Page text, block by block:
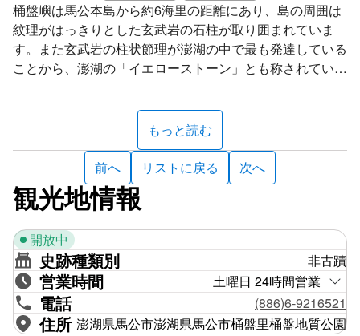
桶盤嶼は馬公本島から約6海里の距離にあり、島の周囲は
紋理がはっきりとした玄武岩の石柱が取り囲まれていま
す。また玄武岩の柱状節理が澎湖の中で最も発達している
ことから、澎湖の「イエローストーン」とも称されていま
本島の柱状節理とプレート節理はとても発達しています。
もともとは五角形や六角形などの菱形だったものが、激し
い風化と浸食作用により、岩柱が円形になり、一部の玄武
岩柱の先端は風球状になっています。 また、色も酸化で
変化し褪せてきています。
形成された同心円の台地があり、「蓮花台」と呼ばれてい
ます。
住所：澎湖県馬公市西南方向
お問い合わせ先：馬公市公所（市役所）06-927-2710
もっと読む
前へ リストに戻る 次へ
観光地情報
開放中
史跡種類別 非古蹟
営業時間 土曜日 24時間営業
電話 (886)6-9216521
住所 澎湖県馬公市澎湖県馬公市桶盤里桶盤地質公園